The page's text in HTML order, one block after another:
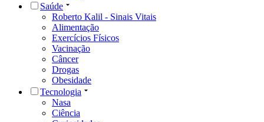
Saúde
Roberto Kalil - Sinais Vitais
Alimentação
Exercícios Físicos
Vacinação
Câncer
Drogas
Obesidade
Tecnologia
Nasa
Ciência